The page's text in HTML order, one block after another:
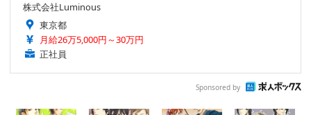
株式会社Luminous
東京都
月給26万5,000円～30万円
正社員
Sponsored by